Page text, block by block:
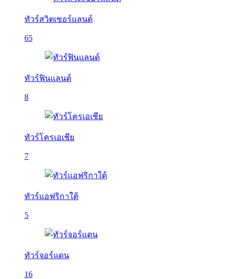
ทัวร์สวิตเซอร์แลนด์
65
ทัวร์ฟินแลนด์
8
ทัวร์โครเอเชีย
7
ทัวร์แอฟริกาใต้
5
ทัวร์จอร์แดน
16